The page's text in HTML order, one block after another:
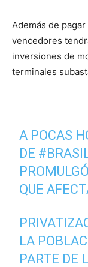
Además de
vencedores
inversiones de
terminales
A POCAS
DE
QUE
LA
PARTE DE